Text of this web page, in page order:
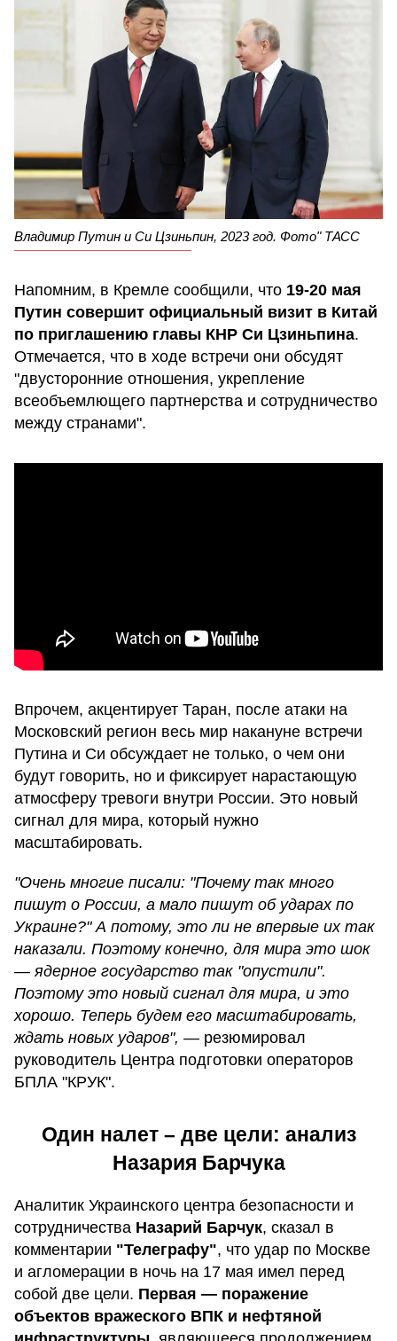
Владимир Путин и Си Цзиньпин, 2023 год. Фото" ТАСС
Напомним, в Кремле сообщили, что 19-20 мая
Путин совершит официальный визит в Китай
по приглашению главы КНР Си Цзиньпина.
Отмечается, что в ходе встречи они обсудят
"двусторонние отношения, укрепление
всеобъемлющего партнерства и сотрудничество
между странами".
Впрочем, акцентирует Таран, после атаки на
Московский регион весь мир накануне встречи
Путина и Си обсуждает не только, о чем они
будут говорить, но и фиксирует нарастающую
атмосферу тревоги внутри России. Это новый
сигнал для мира, который нужно
масштабировать.
"Очень многие писали: "Почему так много
пишут о России, а мало пишут об ударах по
Украине?" А потому, это ли не впервые их так
наказали. Поэтому конечно, для мира это шок
— ядерное государство так "опустили".
Поэтому это новый сигнал для мира, и это
хорошо. Теперь будем его масштабировать,
ждать новых ударов", — резюмировал
руководитель Центра подготовки операторов
БПЛА "КРУК".
Один налет – две цели: анализ
Назария Барчука
Аналитик Украинского центра безопасности и
сотрудничества Назарий Барчук, сказал в
комментарии "Телеграфу", что удар по Москве
и агломерации в ночь на 17 мая имел перед
собой две цели. Первая — поражение
объектов вражеского ВПК и нефтяной